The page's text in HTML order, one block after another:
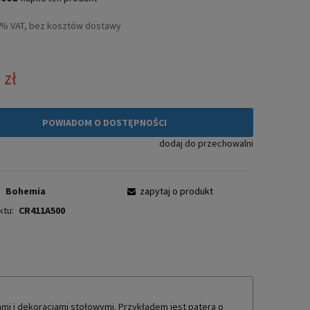
VAT, bez kosztów dostawy
POWIADOM O DOSTĘPNOŚCI
dodaj do przechowalni
Bohemia
CR411A500
zapytaj o produkt
i dekoracjami stołowymi. Przykładem jest patera o